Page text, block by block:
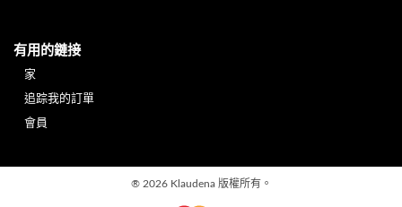
有用的鏈接
家
追踪我的訂單
會員
® 2026 Klaudena 版權所有。